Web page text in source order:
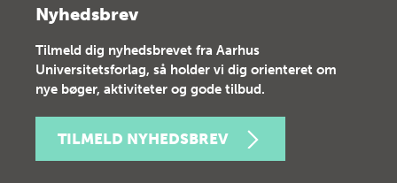
Nyhedsbrev
Tilmeld dig nyhedsbrevet fra Aarhus
Universitetsforlag, så holder vi dig orienteret om
nye bøger, aktiviteter og gode tilbud.
TILMELD NYHEDSBREV